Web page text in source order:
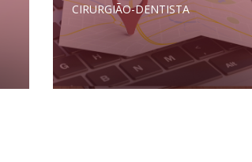
CIRURGIÃO-DENTISTA